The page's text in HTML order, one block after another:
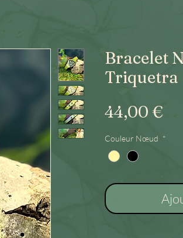
Bracelet
Triquetra
44,00 €
Couleur Nœud *